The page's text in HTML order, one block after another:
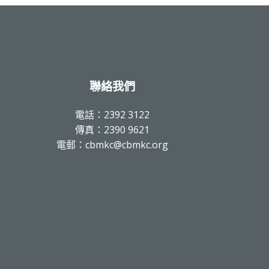
聯絡我們
電話：2392 3122
傳真：2390 9621
電郵：cbmkc@cbmkc.org